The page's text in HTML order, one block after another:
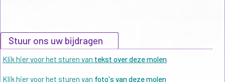
Stuur ons uw bijdragen
Klik hier voor het sturen van tekst over deze molen
Klik hier voor het sturen van foto's van deze molen